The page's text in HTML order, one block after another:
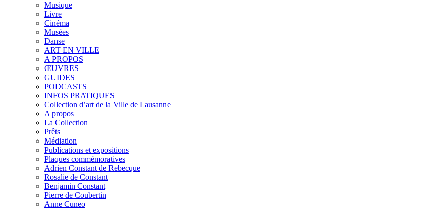
Musique
Livre
Cinéma
Musées
Danse
ART EN VILLE
A PROPOS
ŒUVRES
GUIDES
PODCASTS
INFOS PRATIQUES
Collection d’art de la Ville de Lausanne
A propos
La Collection
Prêts
Médiation
Publications et expositions
Plaques commémoratives
Adrien Constant de Rebecque
Rosalie de Constant
Benjamin Constant
Pierre de Coubertin
Anne Cuneo